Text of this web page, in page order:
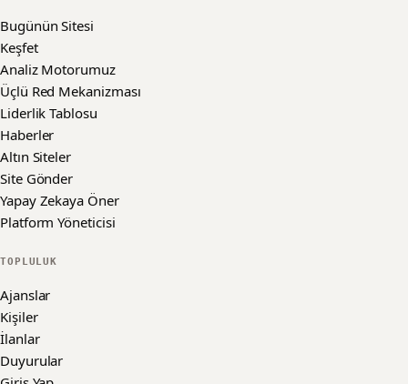
Bugünün Sitesi
Keşfet
Analiz Motorumuz
Üçlü Red Mekanizması
Liderlik Tablosu
Haberler
Altın Siteler
Site Gönder
Yapay Zekaya Öner
Platform Yöneticisi
TOPLULUK
Ajanslar
Kişiler
İlanlar
Duyurular